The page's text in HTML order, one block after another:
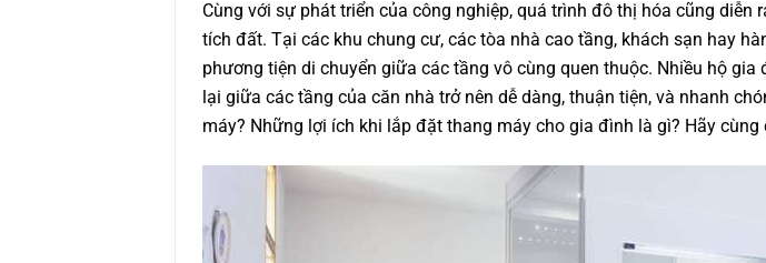
Cùng với sự phát triển của công nghiệp, quá trình đô thị hóa cũng
tích đất. Tại các khu chung cư, các tòa nhà cao tầng, khách sạn hay
phương tiện di chuyển giữa các tầng vô cùng quen thuộc. Nhiều hộ
lại giữa các tầng của căn nhà trở nên dễ dàng, thuận tiện, và nhanh
máy? Những lợi ích khi lắp đặt thang máy cho gia đình là gì? Hãy